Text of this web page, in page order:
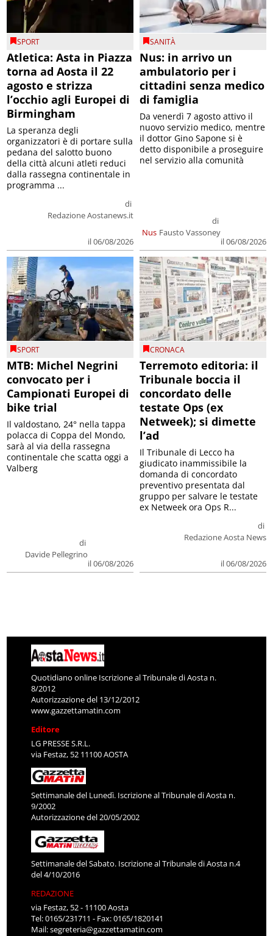
SPORT
Atletica: Asta in Piazza
torna ad Aosta il 22
agosto e strizza
l’occhio agli Europei di
Birmingham
di
Redazione Aostanews.it
il 06/08/2026
La speranza degli
organizzatori è di portare sulla
pedana del salotto buono
della città alcuni atleti reduci
dalla rassegna continentale in
programma ...
SANITÀ
Nus: in arrivo un
ambulatorio per i
cittadini senza medico
di famiglia
Nus
di
Fausto Vassoney
il 06/08/2026
Da venerdì 7 agosto attivo il
nuovo servizio medico, mentre
il dottor Gino Sapone si è
detto disponibile a proseguire
nel servizio alla comunità
SPORT
MTB: Michel Negrini
convocato per i
Campionati Europei di
bike trial
di
Davide Pellegrino
il 06/08/2026
Il valdostano, 24° nella tappa
polacca di Coppa del Mondo,
sarà al via della rassegna
continentale che scatta oggi a
Valberg
CRONACA
Terremoto editoria: il
Tribunale boccia il
concordato delle
testate Ops (ex
Netweek); si dimette
l’ad
di
Redazione Aosta News
il 06/08/2026
Il Tribunale di Lecco ha
giudicato inammissibile la
domanda di concordato
preventivo presentata dal
gruppo per salvare le testate
ex Netweek ora Ops R...
Quotidiano online Iscrizione al Tribunale di Aosta n.
8/2012
Autorizzazione del 13/12/2012
www.gazzettamatin.com
Editore
LG PRESSE S.R.L.
via Festaz, 52 11100 AOSTA
Settimanale del Lunedì. Iscrizione al Tribunale di Aosta n.
9/2002
Autorizzazione del 20/05/2002
Settimanale del Sabato. Iscrizione al Tribunale di Aosta n.4
del 4/10/2016
REDAZIONE
via Festaz, 52 - 11100 Aosta
Tel: 0165/231711 - Fax: 0165/1820141
Mail:segreteria@gazzettamatin.com